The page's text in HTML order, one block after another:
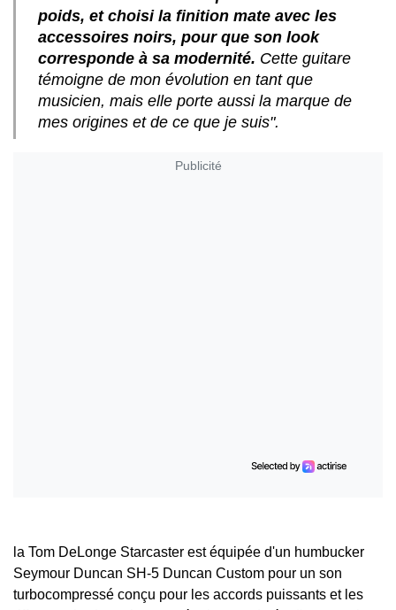
poids, et choisi la finition mate avec les
accessoires noirs, pour que son look
corresponde à sa modernité. Cette guitare
témoigne de mon évolution en tant que
musicien, mais elle porte aussi la marque de
mes origines et de ce que je suis".
Publicité
la Tom DeLonge Starcaster est équipée d'un humbucker
Seymour Duncan SH-5 Duncan Custom pour un son
turbocompressé conçu pour les accords puissants et les